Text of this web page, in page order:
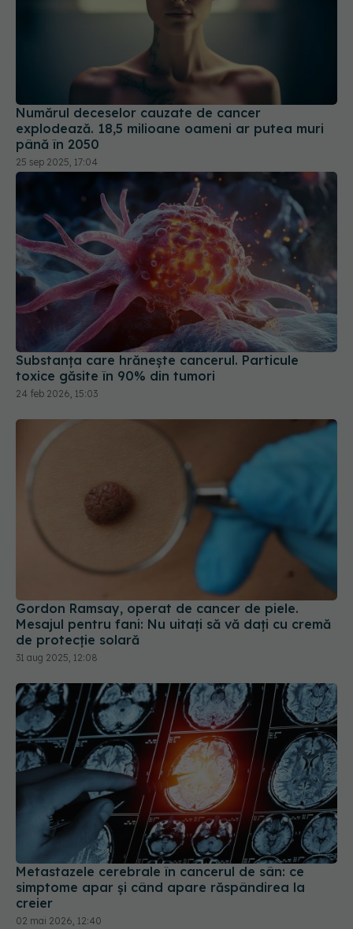
Numărul deceselor cauzate de cancer
explodează. 18,5 milioane oameni ar putea muri
până în 2050
25 sep 2025, 17:04
Substanța care hrănește cancerul. Particule
toxice găsite în 90% din tumori
24 feb 2026, 15:03
Gordon Ramsay, operat de cancer de piele.
Mesajul pentru fani: Nu uitaţi să vă daţi cu cremă
de protecţie solară
31 aug 2025, 12:08
Metastazele cerebrale în cancerul de sân: ce
simptome apar și când apare răspândirea la
creier
02 mai 2026, 12:40